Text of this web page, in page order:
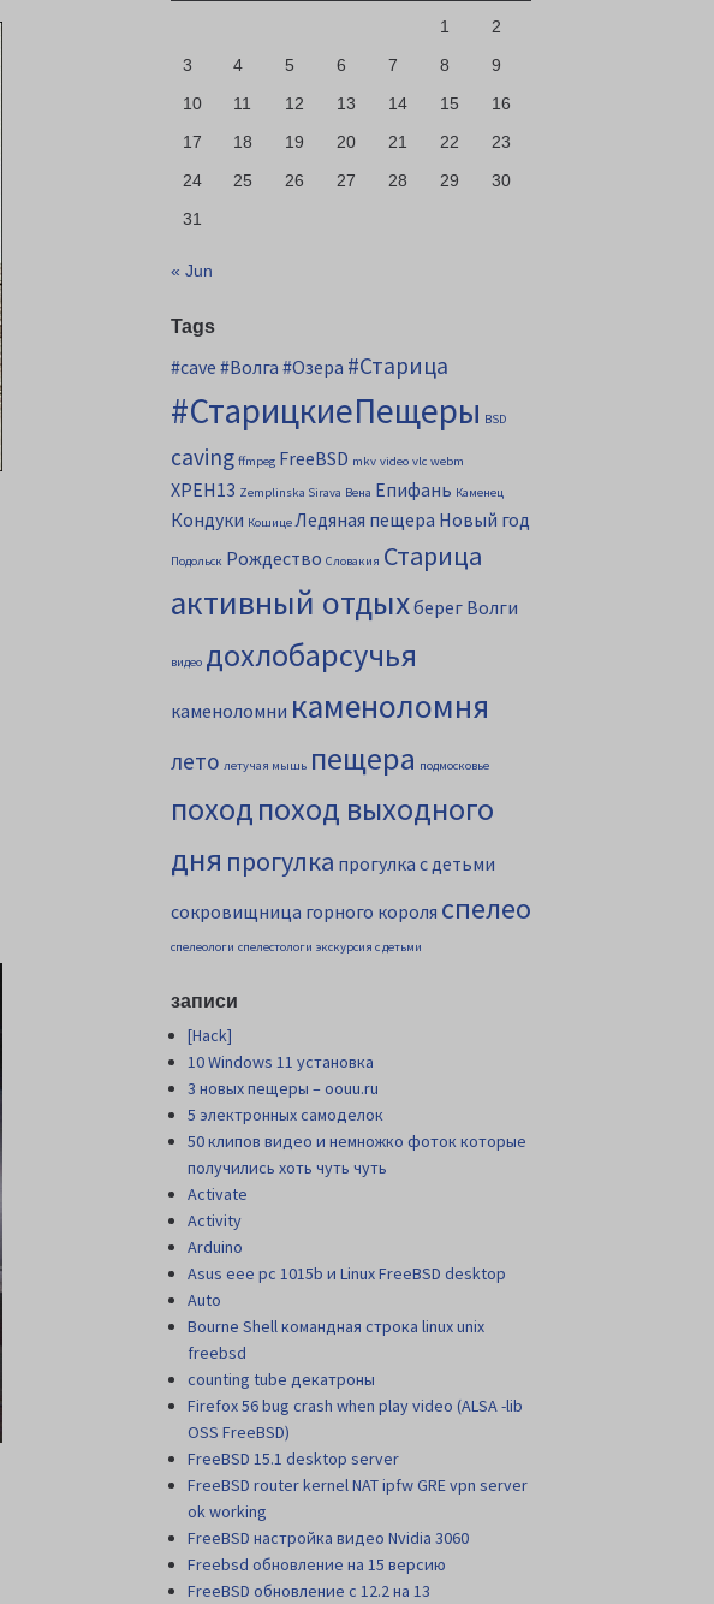
1
2
3
4 5 6 7 8
9
10
11 12 13 14 15
16
17
18 19 20 21 22
23
24
25 26 27 28 29
30
31
« Jun
Tags
#cave #Волга #Озера #Старица
#СтарицкиеПещеры BSD
caving ffmpeg FreeBSD mkv video vlc webm
XPEH13 Zemplinska Sirava Вена Епифань Каменец
Кондуки Кошице Ледяная пещера Новый год
Подольск Рождество Словакия Старица
активный отдыхберег Волги
видео дохлобарсучья
каменоломни каменоломня
лето летучая мышь пещера подмосковье
походпоход выходного
дня прогулка прогулка с детьми
сокровищница горного короля спелео
спелеологи спелестологи экскурсия с детьми
записи
[Hack]
10 Windows 11 установка
3 новых пещеры – oouu.ru
5 электронных самоделок
50 клипов видео и немножко фоток которые
получились хоть чуть чуть
Activate
Activity
Arduino
Asus eee pc 1015b и Linux FreeBSD desktop
Auto
Bourne Shell командная строка linux unix
freebsd
counting tube декатроны
Firefox 56 bug crash when play video (ALSA -lib
OSS FreeBSD)
FreeBSD 15.1 desktop server
FreeBSD router kernel NAT ipfw GRE vpn server
ok working
FreeBSD настройка видео Nvidia 3060
Freebsd обновление на 15 версию
FreeBSD обновление с 12.2 на 13